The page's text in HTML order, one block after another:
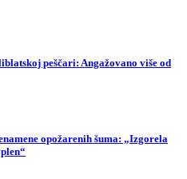
peščari: Angažovano više od
opožarenih šuma: „Izgorela